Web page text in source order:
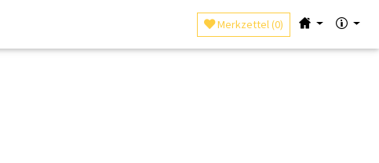
Merkzettel (0)